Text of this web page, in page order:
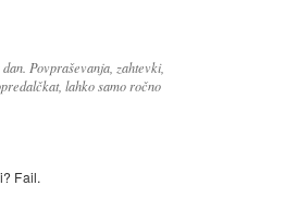
Povpraševanja, zahtevki,
lahko samo ročno
Fail.